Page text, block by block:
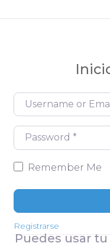
Username or Email
Password*
Remember Me
Registrarse
Puedes usar